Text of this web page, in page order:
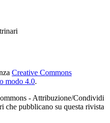
Creative Commons
modo 4.0.
- Attribuzione/Condividi
che pubblicano su questa rivista